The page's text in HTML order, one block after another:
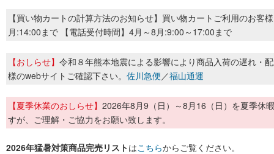
【買い物カートの計算方法のお知らせ】買い物カートご利用のお客
月:14:00まで 【電話受付時間】4月～8月:9:00～17:00まで
【おしらせ】 令和８年熊本地震による影響により商品入荷の遅れ・
様のwebサイトご確認下さい。 佐川急便／福山通運
【夏季休業のおしらせ】 2026年8月9（日）～8月16（日）を夏季休
すが、ご理解・ご協力をお願い致します。
2026年猛暑対策商品完売リストはこちらからご覧ください。